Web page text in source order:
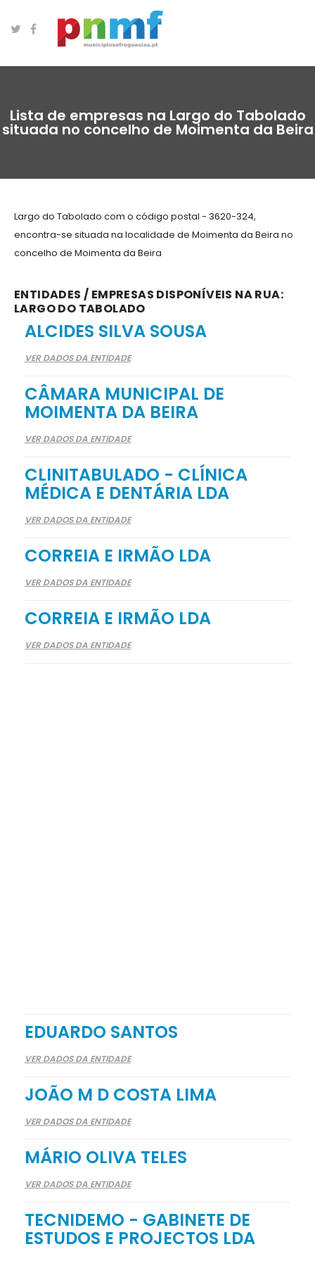
Lista de empresas na Largo do Tabolado
situada no concelho de Moimenta da Beira
Largo do Tabolado com o código postal - 3620-324,
encontra-se situada na localidade de Moimenta da Beira no
concelho de Moimenta da Beira
ENTIDADES / EMPRESAS DISPONÍVEIS NA RUA:
LARGO DO TABOLADO
ALCIDES SILVA SOUSA
VER DADOS DA ENTIDADE
CÂMARA MUNICIPAL DE
MOIMENTA DA BEIRA
VER DADOS DA ENTIDADE
CLINITABULADO - CLÍNICA
MÉDICA E DENTÁRIA LDA
VER DADOS DA ENTIDADE
CORREIA E IRMÃO LDA
VER DADOS DA ENTIDADE
CORREIA E IRMÃO LDA
VER DADOS DA ENTIDADE
EDUARDO SANTOS
VER DADOS DA ENTIDADE
JOÃO M D COSTA LIMA
VER DADOS DA ENTIDADE
MÁRIO OLIVA TELES
VER DADOS DA ENTIDADE
TECNIDEMO - GABINETE DE
ESTUDOS E PROJECTOS LDA